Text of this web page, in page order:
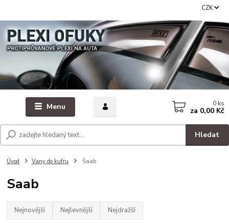
Menu
CZK
Hledat
0 ks
za 0,00 Kč
Úvod Vany do kufru Saab
Saab
Nejnovější Nejlevnější Nejdražší